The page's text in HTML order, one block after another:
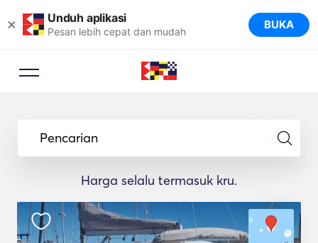
× Unduh aplikasi
Pesan lebih cepat dan mudah BUKA
Pencarian
Harga selalu termasuk kru.